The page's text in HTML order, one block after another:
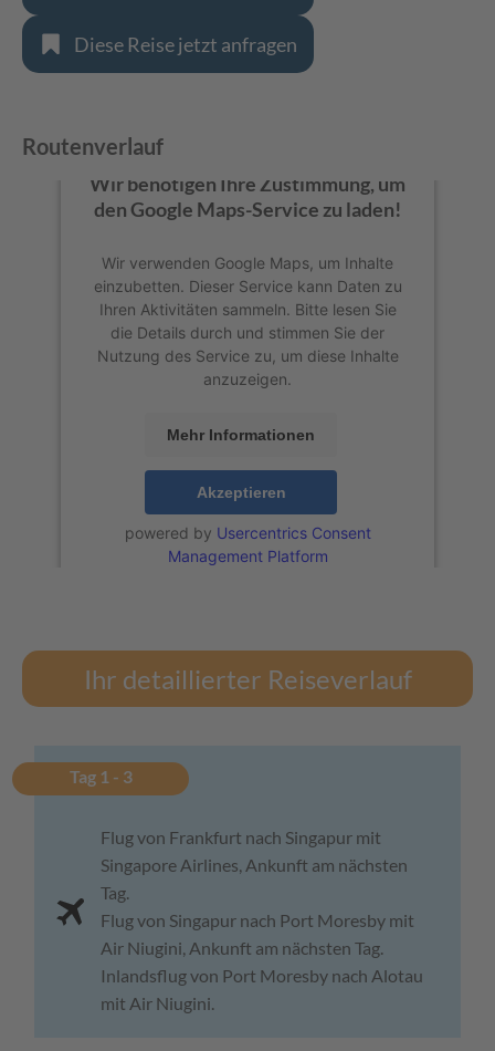
Diese Reise jetzt anfragen
Routenverlauf
Wir benötigen Ihre Zustimmung, um
den Google Maps-Service zu laden!
Wir verwenden Google Maps, um Inhalte
einzubetten. Dieser Service kann Daten zu
Ihren Aktivitäten sammeln. Bitte lesen Sie
die Details durch und stimmen Sie der
Nutzung des Service zu, um diese Inhalte
anzuzeigen.
Mehr Informationen
Akzeptieren
powered by Usercentrics Consent
Management Platform
Ihr detaillierter Reiseverlauf
Tag 1 - 3
Flug von Frankfurt nach Singapur mit
Singapore Airlines, Ankunft am nächsten
Tag.
Flug von Singapur nach Port Moresby mit
Air Niugini, Ankunft am nächsten Tag.
Inlandsflug von Port Moresby nach Alotau
mit Air Niugini.